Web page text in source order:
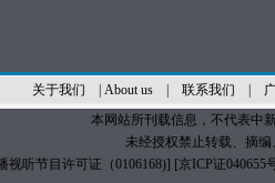
关于我们 About us| 联系我们
本网站所刊载信息，不代表中
未经授权禁止转载、摘
视听节目许可证（0106168)] [京ICP证040655